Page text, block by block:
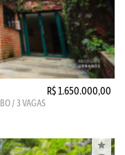
R$ 1.650.000,00
/ 3 VAGAS